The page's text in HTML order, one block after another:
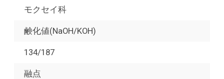
モクセイ科
鹸化値(NaOH/KOH)
134/187
融点